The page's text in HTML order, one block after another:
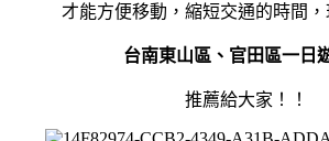
才能方便移動，縮短交通的時間，
台南東山區、官田區一日
推薦給大家 ！！